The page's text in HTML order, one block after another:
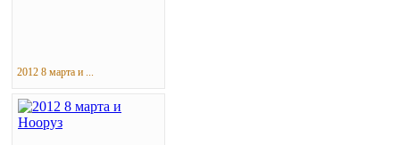
2012 8 марта и ...